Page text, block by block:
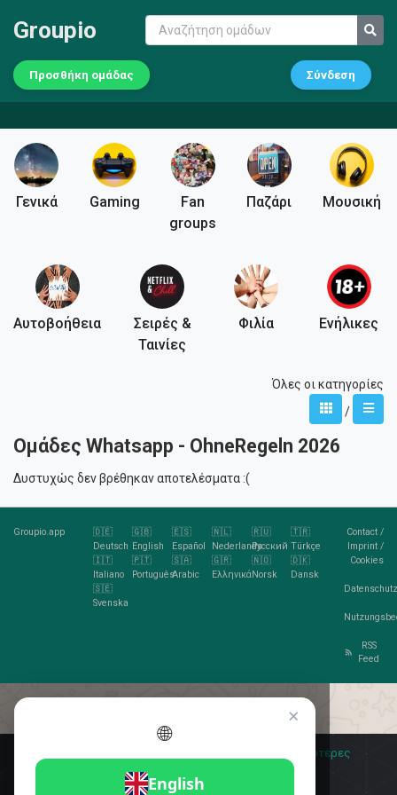
Groupio
Προσθήκη ομάδας Σύνδεση
Γενικά Gaming
Fan
groups
Παζάρι Μουσική
Αυτοβοήθεια
Σειρές &
Ταινίες
Φιλία Ενήλικες
Όλες οι κατηγορίες
/
Ομάδες Whatsapp - OhneRegeln 2026
Δυστυχώς δεν βρέθηκαν αποτελέσματα :(
Groupio.app
🇩🇪
Deutsch
🇬🇧
English
🇪🇸
Español
🇳🇱
Nederlands
🇷🇺
Русский
🇹🇷
Türkçe
🇮🇹
Italiano
🇵🇹
Português
🇸🇦
Arabic
🇬🇷
Ελληνικά
🇳🇴
Norsk
🇩🇰
Dansk
🇸🇪
Svenska
Contact/
Imprint/
Cookies
RSS
Feed
Περισσότερες
πληροφορίες
×
🌐
English